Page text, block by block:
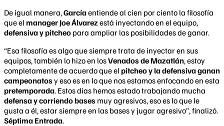
De igual manera,Garcíaentiende al cien por ciento la filosofía
que el manager Joe Álvarez está inyectando en el equipo,
defensiva y pitcheo para ampliar las posibilidades de ganar.
“Esa filosofía es algo que siempre trata de inyectar en sus
equipos, también lo hizo en losVenados de Mazatlán, estoy
completamente de acuerdo que el pitcheo y la defensiva ganan
campeonatosy eso es en lo que nos estamos enfocando en esta
pretemporada. Estos días hemos estado trabajando mucha
defensa y corriendo bases muy agresivos, eso es lo que le
gusta a él, estar siempre en las bases y jugar agresivo”, finalizó.
Séptima Entrada.